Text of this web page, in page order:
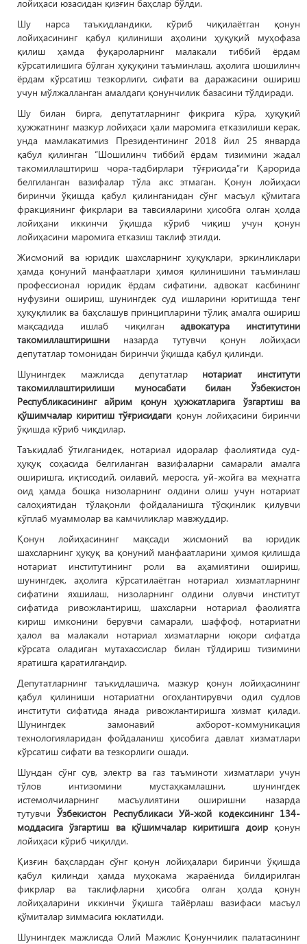
лойиҳаси юзасидан қизғин баҳслар бўлди.
Шу нарса таъкидландики, кўриб чиқилаётган қонун
лойиҳасининг қабул қилиниши аҳолини ҳуқуқий муҳофаза
қилиш ҳамда фуқароларнинг малакали тиббий ёрдам
кўрсатилишига бўлган ҳуқуқини таъминлаш, аҳолига шошилинч
ёрдам кўрсатиш тезкорлиги, сифати ва даражасини ошириш
учун мўлжалланган амалдаги қонунчилик базасини тўлдиради.
Шу билан бирга, депутатларнинг фикрига кўра, ҳуқуқий
ҳужжатнинг мазкур лойиҳаси ҳали маромига етказилиши керак,
унда мамлакатимиз Президентининг 2018 йил 25 январда
қабул қилинган “Шошилинч тиббий ёрдам тизимини жадал
такомиллаштириш чора-тадбирлари тўғрисида”ги Қарорида
белгиланган вазифалар тўла акс этмаган. Қонун лойиҳаси
биринчи ўқишда қабул қилинганидан сўнг масъул қўмитага
фракциянинг фикрлари ва тавсияларини ҳисобга олган ҳолда
лойиҳани иккинчи ўқишда кўриб чиқиш учун қонун
лойиҳасини маромига етказиш таклиф этилди.
Жисмоний ва юридик шахсларнинг ҳуқуқлари, эркинликлари
ҳамда қонуний манфаатлари ҳимоя қилинишини таъминлаш
профессионал юридик ёрдам сифатини, адвокат касбининг
нуфузини ошириш, шунингдек суд ишларини юритишда тенг
ҳуқуқлилик ва баҳслашув принципларини тўлиқ амалга ошириш
мақсадида ишлаб чиқилганадвокатура институтини
такомиллаштиришни назарда тутувчи қонун лойиҳаси
депутатлар томонидан биринчи ўқишда қабул қилинди.
Шунингдек мажлисда депутатлар нотариат институти
такомиллаштирилиши муносабати билан Ўзбекистон
Республикасининг айрим қонун ҳужжатларига ўзгартиш ва
қўшимчалар киритиш тўғрисидаги қонун лойиҳасини биринчи
ўқишда кўриб чиқдилар.
Таъкидлаб ўтилганидек, нотариал идоралар фаолиятида суд-
ҳуқуқ соҳасида белгиланган вазифаларни самарали амалга
оширишга, иқтисодий, оилавий, меросга, уй-жойга ва меҳнатга
оид ҳамда бошқа низоларнинг олдини олиш учун нотариат
салоҳиятидан тўлақонли фойдаланишга тўсқинлик қилувчи
кўплаб муаммолар ва камчиликлар мавжуддир.
Қонун лойиҳасининг мақсади жисмоний ва юридик
шахсларнинг ҳуқуқ ва қонуний манфаатларини ҳимоя қилишда
нотариат институтининг роли ва аҳамиятини ошириш,
шунингдек, аҳолига кўрсатилаётган нотариал хизматларнинг
сифатини яхшилаш, низоларнинг олдини олувчи институт
сифатида ривожлантириш, шахсларни нотариал фаолиятга
кириш имконини берувчи самарали, шаффоф, нотариатни
ҳалол ва малакали нотариал хизматларни юқори сифатда
кўрсата оладиган мутахассислар билан тўлдириш тизимини
яратишга қаратилгандир.
Депутатларнинг таъкидлашича, мазкур қонун лойиҳасининг
қабул қилиниши нотариатни огоҳлантирувчи одил судлов
институти сифатида янада ривожлантиришга хизмат қилади.
Шунингдек замонавий ахборот-коммуникация
технологияларидан фойдаланиш ҳисобига давлат хизматлари
кўрсатиш сифати ва тезкорлиги ошади.
Шундан сўнг сув, электр ва газ таъминоти хизматлари учун
тўлов интизомини мустаҳкамлашни, шунингдек
истемолчиларнинг масъулиятини оширишни назарда
тутувчиЎзбекистон Республикаси Уй-жой кодексининг 134-
моддасига ўзгартиш ва қўшимчалар киритишга доир қонун
лойиҳаси кўриб чиқилди.
Қизғин баҳслардан сўнг қонун лойиҳалари биринчи ўқишда
қабул қилинди ҳамда муҳокама жараёнида билдирилган
фикрлар ва таклифларни ҳисобга олган ҳолда қонун
лойиҳаларини иккинчи ўқишга тайёрлаш вазифаси масъул
қўмиталар зиммасига юклатилди.
Шунингдек мажлисда Олий Мажлис Қонунчилик палатасининг